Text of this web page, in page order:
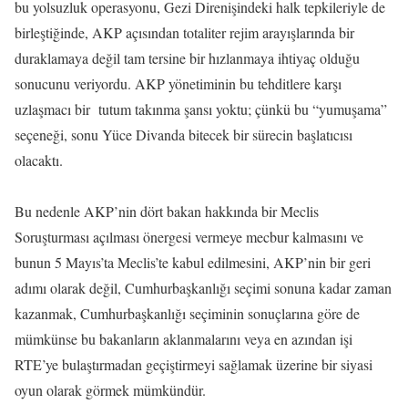
bu yolsuzluk operasyonu, Gezi Direnişindeki halk tepkileriyle de
birleştiğinde, AKP açısından totaliter rejim arayışlarında bir
duraklamaya değil tam tersine bir hızlanmaya ihtiyaç olduğu
sonucunu veriyordu. AKP yönetiminin bu tehditlere karşı
uzlaşmacı bir tutum takınma şansı yoktu; çünkü bu “yumuşama”
seçeneği, sonu Yüce Divanda bitecek bir sürecin başlatıcısı
olacaktı.
Bu nedenle AKP’nin dört bakan hakkında bir Meclis
Soruşturması açılması önergesi vermeye mecbur kalmasını ve
bunun 5 Mayıs’ta Meclis’te kabul edilmesini, AKP’nin bir geri
adımı olarak değil, Cumhurbaşkanlığı seçimi sonuna kadar zaman
kazanmak, Cumhurbaşkanlığı seçiminin sonuçlarına göre de
mümkünse bu bakanların aklanmalarını veya en azından işi
RTE’ye bulaştırmadan geçiştirmeyi sağlamak üzerine bir siyasi
oyun olarak görmek mümkündür.